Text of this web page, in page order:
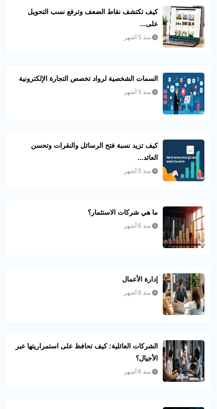
كيف تكتشف نقاط الضعف وترفع نسب التحويل
على...
منذ 5 أشهر
السمات الشخصية لرواد تخصص التجارة الإلكترونية
منذ 5 أشهر
كيف تزيد نسبة فتح الرسائل والنقرات وتحسن
العائد...
منذ 5 أشهر
ما هي شركات الاستثمار؟
منذ 6 أشهر
إدارة الأعمال
منذ 6 أشهر
الشركات العائلية: كيف تحافظ على استمراريتها عبر
الأجيال؟
منذ 6 أشهر